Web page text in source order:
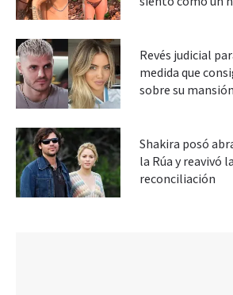
Revés judicial
medida que
sobre su mansión
Shakira posó
la Rúa y reavivó
reconciliación